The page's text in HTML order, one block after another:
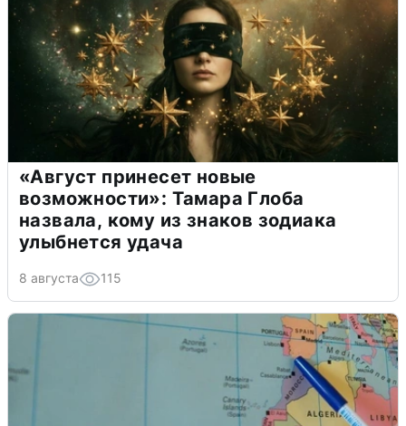
«Август принесет новые
возможности»: Тамара Глоба
назвала, кому из знаков зодиака
улыбнется удача
8 августа 115